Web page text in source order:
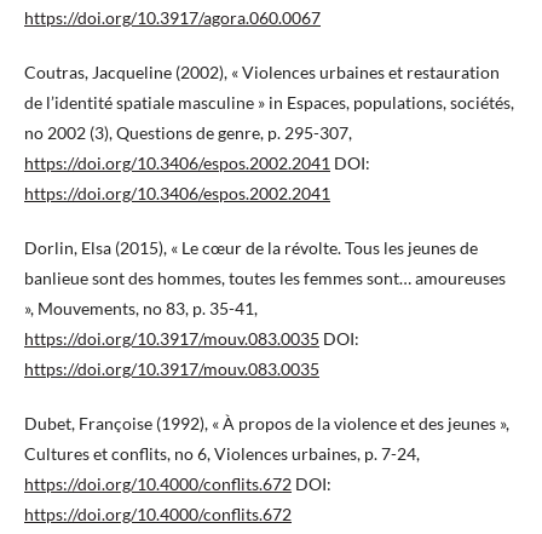
https://doi.org/10.3917/agora.060.0067
Coutras, Jacqueline (2002), « Violences urbaines et restauration
de l’identité spatiale masculine » in Espaces, populations, sociétés,
no 2002 (3), Questions de genre, p. 295-307,
https://doi.org/10.3406/espos.2002.2041 DOI:
https://doi.org/10.3406/espos.2002.2041
Dorlin, Elsa (2015), « Le cœur de la révolte. Tous les jeunes de
banlieue sont des hommes, toutes les femmes sont… amoureuses
», Mouvements, no 83, p. 35-41,
https://doi.org/10.3917/mouv.083.0035 DOI:
https://doi.org/10.3917/mouv.083.0035
Dubet, Françoise (1992), « À propos de la violence et des jeunes »,
Cultures et conflits, no 6, Violences urbaines, p. 7-24,
https://doi.org/10.4000/conflits.672 DOI:
https://doi.org/10.4000/conflits.672